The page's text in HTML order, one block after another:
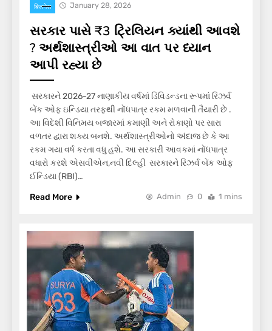
बिजनेस January 28, 2026
સરકાર પાસે ₹3 ટ્રિલિયન ક્યાંથી આવશે
? અર્થશાસ્ત્રીઓ આ વાત પર ધ્યાન
આપી રહ્યા છે
સરકારને 2026-27 નાણાકીય વર્ષમાં ડિવિડન્ડના રૂપમાં રિઝર્વ
બેંક ઓફ ઇન્ડિયા તરફથી નોંધપાત્ર રકમ મળવાની તૈયારી છે .
આ વિદેશી વિનિમય બજારમાં કમાણી અને રોકાણો પર સારા
વળતર દ્વારા શક્ય બનશે. અર્થશાસ્ત્રીઓનો અંદાજ છે કે આ
રકમ ગયા વર્ષ કરતા વધુ હશે. આ સરકારી આવકમાં નોંધપાત્ર
વધારો કરશે એસવીએન,નવી દિલ્હી સરકારને રિઝર્વ બેંક ઓફ
ઈન્ડિયા (RBI)…
Read More
Admin 0 1 mins